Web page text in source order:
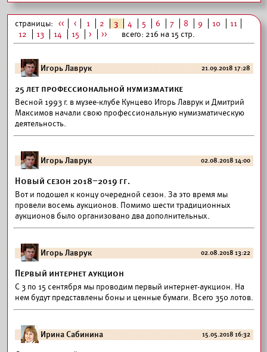
страницы: << < 1 2 3 4 5 6 7 8 9 10
11
12
13 14 15 > >> всего: 216 на 15 стр.
Игорь Лаврук 21.09.2018 17:28
25 лет профессиональной нумизматике
Весной 1993 г. в музее-клубе Кунцево Игорь Лаврук и Дмитрий
Максимов начали свою профессиональную нумизматическую
деятельность.
Игорь Лаврук 02.08.2018 14:00
Новый сезон 2018–2019 гг.
Вот и подошел к концу очередной сезон. За это время мы
провели восемь аукционов. Помимо шести традиционных
аукционов было организовано два дополнительных.
Игорь Лаврук 02.08.2018 13:22
Первый интернет аукцион
С 3 по 15 сентября мы проводим первый интернет-аукцион. На
нем будут представлены боны и ценные бумаги. Всего 350 лотов.
Ирина Сабинина 15.05.2018 16:32